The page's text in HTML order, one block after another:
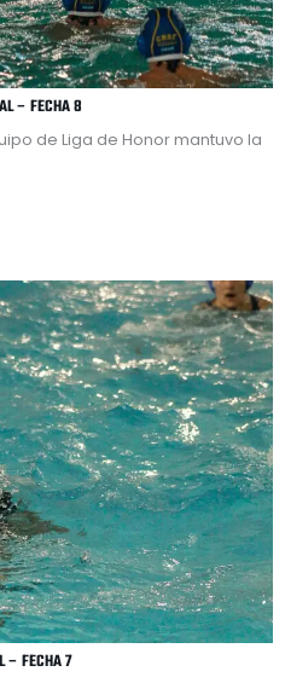
– FECHA 8
de Liga de Honor mantuvo la
– FECHA 7